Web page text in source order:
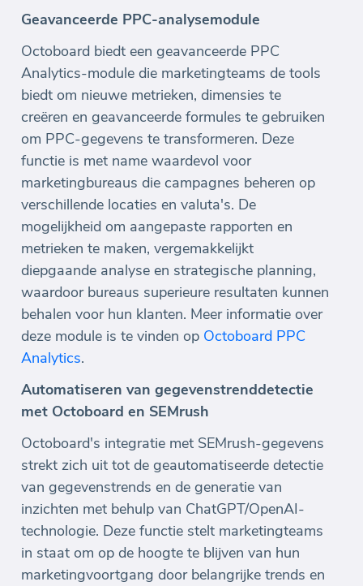
Geavanceerde PPC-analysemodule
Octoboard biedt een geavanceerde PPC
Analytics-module die marketingteams de tools
biedt om nieuwe metrieken, dimensies te
creëren en geavanceerde formules te gebruiken
om PPC-gegevens te transformeren. Deze
functie is met name waardevol voor
marketingbureaus die campagnes beheren op
verschillende locaties en valuta's. De
mogelijkheid om aangepaste rapporten en
metrieken te maken, vergemakkelijkt
diepgaande analyse en strategische planning,
waardoor bureaus superieure resultaten kunnen
behalen voor hun klanten. Meer informatie over
deze module is te vinden op Octoboard PPC
Analytics.
Automatiseren van gegevenstrenddetectie
met Octoboard en SEMrush
Octoboard's integratie met SEMrush-gegevens
strekt zich uit tot de geautomatiseerde detectie
van gegevenstrends en de generatie van
inzichten met behulp van ChatGPT/OpenAI-
technologie. Deze functie stelt marketingteams
in staat om op de hoogte te blijven van hun
marketingvoortgang door belangrijke trends en